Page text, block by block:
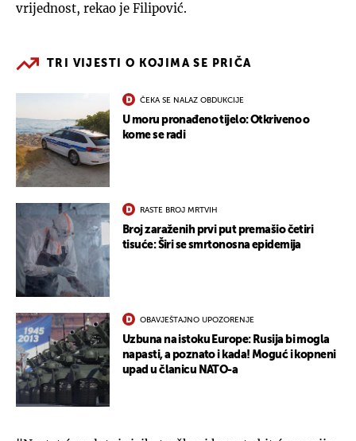
vrijednost, rekao je Filipović.
TRI VIJESTI O KOJIMA SE PRIČA
ČEKA SE NALAZ OBDUKCIJE
U moru pronađeno tijelo: Otkriveno o
kome se radi
RASTE BROJ MRTVIH
Broj zaraženih prvi put premašio četiri
tisuće: Širi se smrtonosna epidemija
OBAVJEŠTAJNO UPOZORENJE
Uzbuna na istoku Europe: Rusija bi mogla
napasti, a poznato i kada! Moguć i kopneni
upad u članicu NATO-a